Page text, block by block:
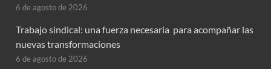
6 de agosto de 2026
Trabajo sindical: una fuerza necesaria para acompañar las
nuevas transformaciones
6 de agosto de 2026